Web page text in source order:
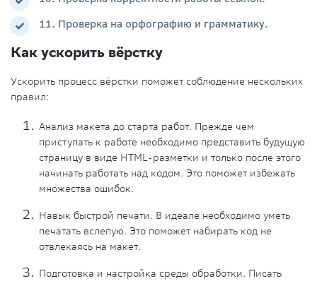
11. Проверка на орфографию и грамматику.
Как ускорить вёрстку
Ускорить процесс вёрстки поможет соблюдение нескольких
правил:
Анализ макета до старта работ. Прежде чем
приступать к работе необходимо представить будущую
страницу в виде HTML-разметки и только после этого
начинать работать над кодом. Это поможет избежать
множества ошибок.
Навык быстрой печати. В идеале необходимо уметь
печатать вслепую. Это поможет набирать код не
отвлекаясь на макет.
Подготовка и настройка среды обработки. Писать